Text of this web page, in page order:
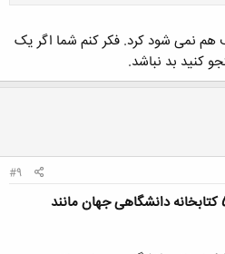
هم نمی شود کرد. فکر کنم شما اگر یک
کنید بد نباشد.
#9
دريافت رايگان پسورد بیش از 50 کتابخانه دانشگاهی جهان مانند